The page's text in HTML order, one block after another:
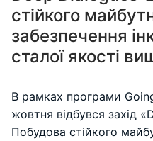
стійкого
забезпечення
сталої якості
В рамках програми
жовтня відбувся захід
Побудова стійкого